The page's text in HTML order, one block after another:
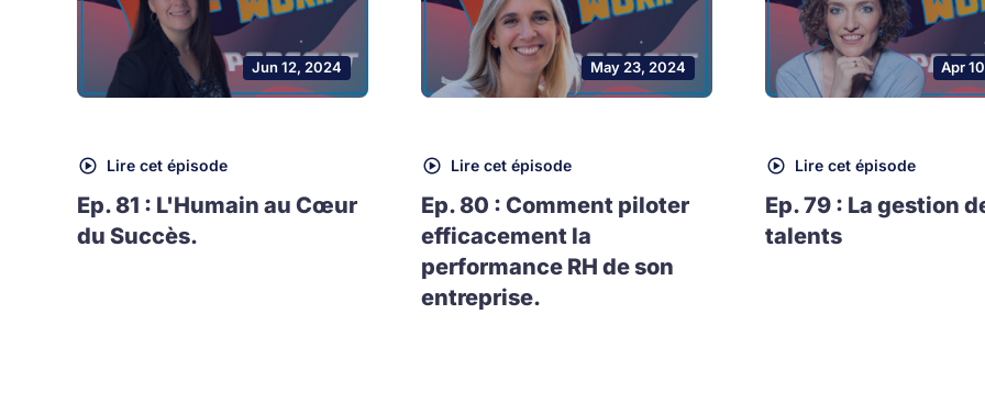
Jun 12, 2024
Lire cet épisode
Ep. 81 : L'Humain au Cœur
du Succès.
May 23, 2024
Lire cet épisode
Ep. 80 : Comment piloter
efficacement la
performance RH de son
entreprise.
Apr
Lire cet épisode
Ep. 79 : La gestion
talents